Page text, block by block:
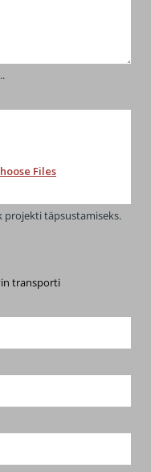
Files
projekti täpsustamiseks.
transporti